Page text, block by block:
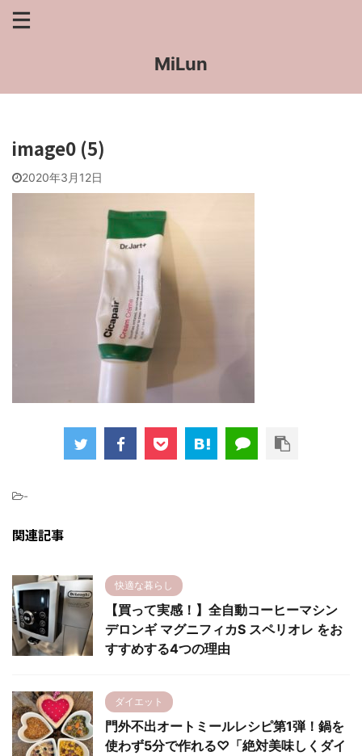
MiLun
image0 (5)
2020年3月12日
-
関連記事
快適な暮らし
【買って実感！】全自動コーヒーマシン
デロンギ マグニフィカS スペリオレ をお
すすめする4つの理由
ダイエット
門外不出オートミールレシピ第1弾！鍋を
使わず5分で作れる♡「絶対美味しくダイ